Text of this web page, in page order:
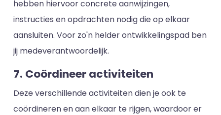
hebben hiervoor concrete aanwijzingen,
instructies en opdrachten nodig die op elkaar
aansluiten. Voor zo'n helder ontwikkelingspad ben
jij medeverantwoordelijk.
7. Coördineer activiteiten
Deze verschillende activiteiten dien je ook te
coördineren en aan elkaar te rijgen, waardoor er